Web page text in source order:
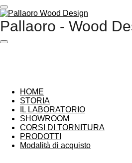
Vai
al
contenuto
Pallaoro - Wood
HOME
STORIA
IL LABORATORIO
SHOWROOM
CORSI DI TORNITURA
PRODOTTI
Modalità di acquisto